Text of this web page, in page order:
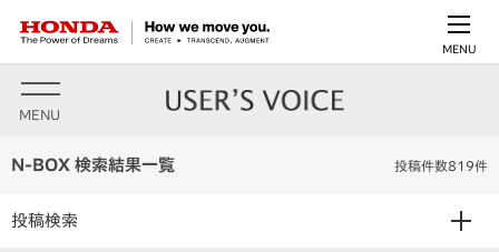
MENU
MENU
N-BOX 検索結果一覧 投稿件数819件
投稿検索